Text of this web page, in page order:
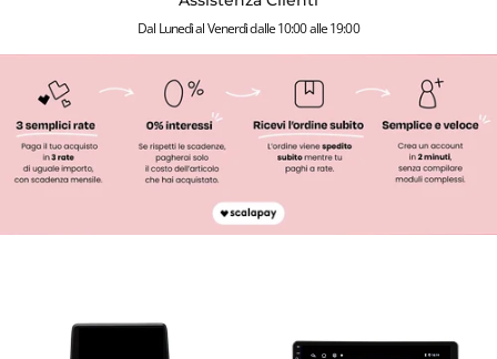
Dal Lunedì al Venerdì dalle 10:00 alle 19:00